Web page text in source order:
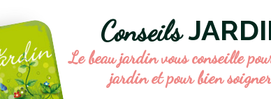
Conseils
Le beau jardin vous conseille
jardin et pour bien